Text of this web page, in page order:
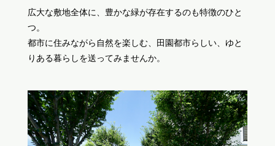
広大な敷地全体に、豊かな緑が存在するのも特徴のひと
つ。
都市に住みながら自然を楽しむ、田園都市らしい、ゆと
りある暮らしを送ってみませんか。